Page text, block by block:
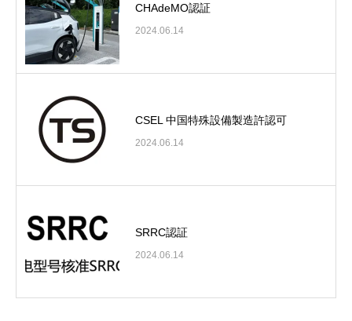
CHAdeMO認証
2024.06.14
CSEL 中国特殊設備製造許認可
2024.06.14
SRRC認証
2024.06.14